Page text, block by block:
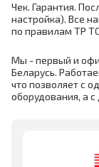
Чек. Гарантия.
настройка). Все
по правилам ТР
Мы - первый и
Беларусь.
что позволяет с
оборудования, а